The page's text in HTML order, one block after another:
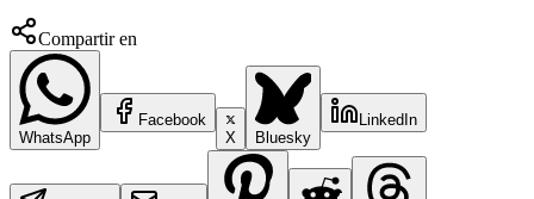
Compartir en
WhatsApp
Facebook
X
Bluesky
LinkedIn